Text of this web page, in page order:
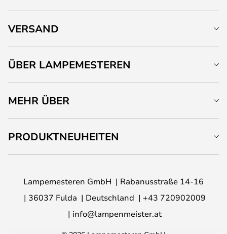
VERSAND
ÜBER LAMPEMESTEREN
MEHR ÜBER
PRODUKTNEUHEITEN
Lampemesteren GmbH
Rabanusstraße 14-16
36037 Fulda
Deutschland
+43 720902009
info@lampenmeister.at